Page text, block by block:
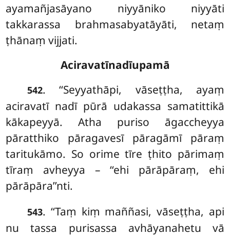
ayamañjasāyano niyyāniko niyyāti
takkarassa brahmasabyatāyāti, netaṃ
ṭhānaṃ vijjati.
Aciravatīnadīupamā
542. ‘‘Seyyathāpi, vāseṭṭha, ayaṃ
aciravatī nadī pūrā udakassa samatittikā
kākapeyyā. Atha puriso āgaccheyya
pāratthiko pāragavesī pāragāmī pāraṃ
taritukāmo. So orime tīre ṭhito pārimaṃ
tīraṃ avheyya – ‘‘ehi pārāpāraṃ, ehi
pārāpāra’’nti.
543. ‘‘Taṃ kiṃ maññasi, vāseṭṭha, api
nu tassa purisassa avhāyanahetu vā